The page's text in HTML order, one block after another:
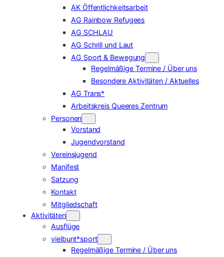
AK Öffentlichkeitsarbeit
AG Rainbow Refugees
AG SCHLAU
AG Schrill und Laut
AG Sport & Bewegung
Regelmäßige Termine / Über uns
Besondere Aktivitäten / Aktuelles
AG Trans*
Arbeitskreis Queeres Zentrum
Personen
Vorstand
Jugendvorstand
Vereinsjugend
Manifest
Satzung
Kontakt
Mitgliedschaft
Aktivitäten
Ausflüge
vielbunt*sport
Regelmäßige Termine / Über uns